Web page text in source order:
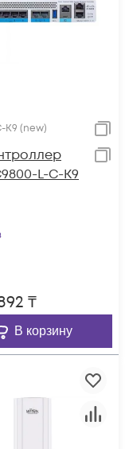
K9 (new)
L-C-K9
₸
В корзину